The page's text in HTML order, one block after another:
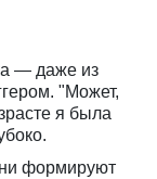
— даже из
"Может,
я была
формируют